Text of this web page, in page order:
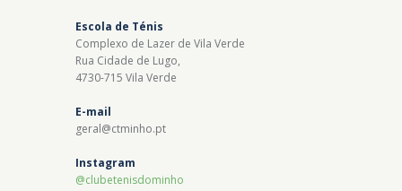
Escola de Ténis
Complexo de Lazer de Vila Verde
Rua Cidade de Lugo,
4730-715 Vila Verde
E-mail
geral@ctminho.pt
Instagram
@clubetenisdominho